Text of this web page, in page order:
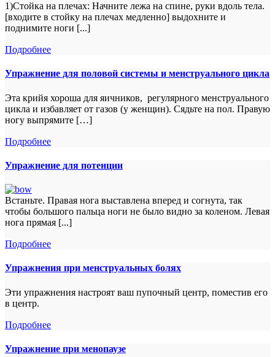
1)Стойка на плечах: Начните лежа на спине, руки вдоль тела.
[входите в стойку на плечах медленно] выдохните и
поднимите ноги [...]
Подробнее
Упражнение для половой системы и менструального цикла
Эта крийя хороша для яичников, регулярного менструального
цикла и избавляет от газов (у женщин). Сядьте на пол. Правую
ногу выпрямите […]
Подробнее
Упражнение для потенции
Встаньте. Правая нога выставлена вперед и согнута, так
чтобы большого пальца ноги не было видно за коленом. Левая
нога прямая [...]
Подробнее
Упражнения при менструальных болях
Эти упражнения настроят ваш пупочный центр, поместив его
в центр.
Подробнее
Упражнение при менопаузе